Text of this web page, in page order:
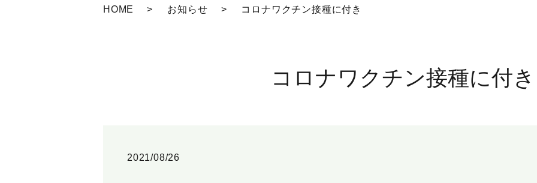
HOME お知らせ コロナワクチン接種に付き
コロナワクチン接種に付き
2021/08/26